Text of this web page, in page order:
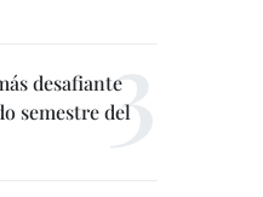
desafiante
semestre del